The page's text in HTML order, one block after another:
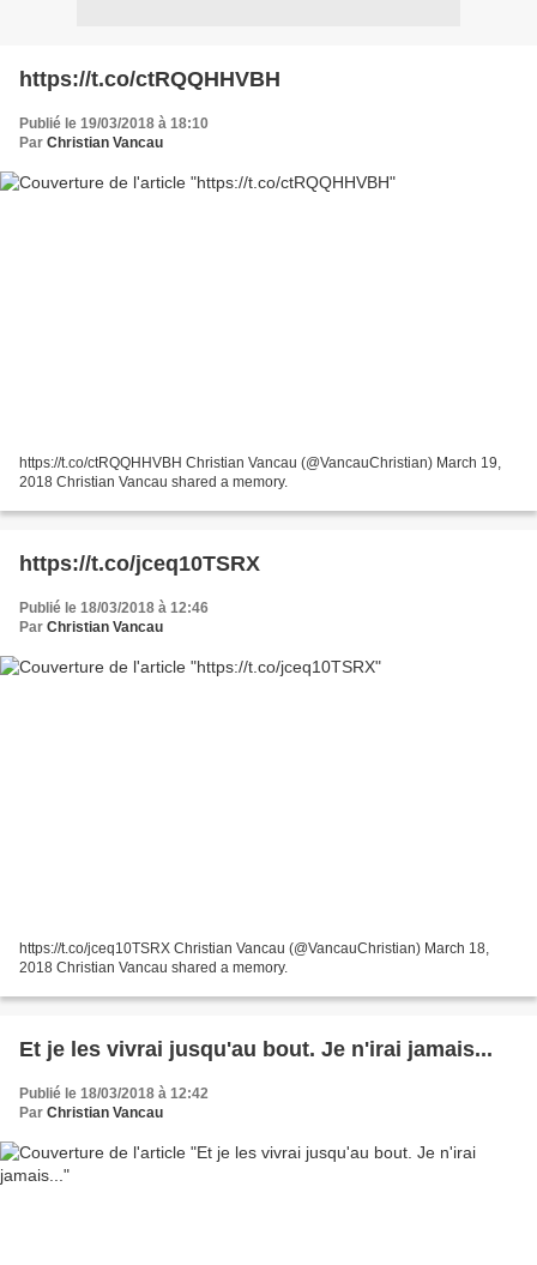
https://t.co/ctRQQHHVBH
Publié le 19/03/2018 à 18:10
Par Christian Vancau
https://t.co/ctRQQHHVBH Christian Vancau (@VancauChristian) March 19,
2018 Christian Vancau shared a memory.
https://t.co/jceq10TSRX
Publié le 18/03/2018 à 12:46
Par Christian Vancau
https://t.co/jceq10TSRX Christian Vancau (@VancauChristian) March 18,
2018 Christian Vancau shared a memory.
Et je les vivrai jusqu'au bout. Je n'irai jamais...
Publié le 18/03/2018 à 12:42
Par Christian Vancau